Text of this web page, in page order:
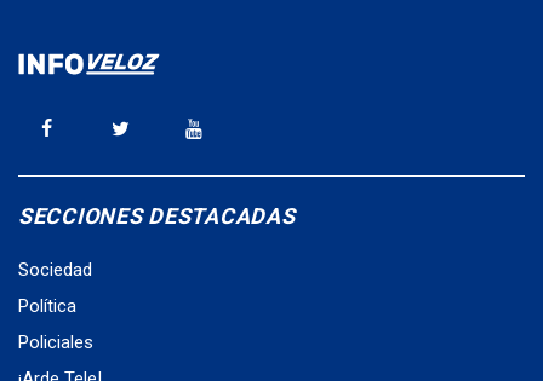
SECCIONES DESTACADAS
Sociedad
Política
Policiales